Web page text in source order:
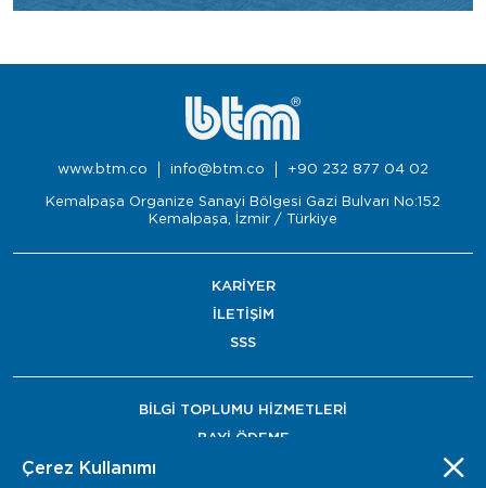
www.btm.co info@btm.co +90 232 877 04 02
Kemalpaşa Organize Sanayi Bölgesi Gazi Bulvarı No:152
Kemalpaşa, İzmir / Türkiye
KARİYER
İLETİŞİM
SSS
BİLGİ TOPLUMU HİZMETLERİ
BAYİ ÖDEME
Çerez Kullanımı